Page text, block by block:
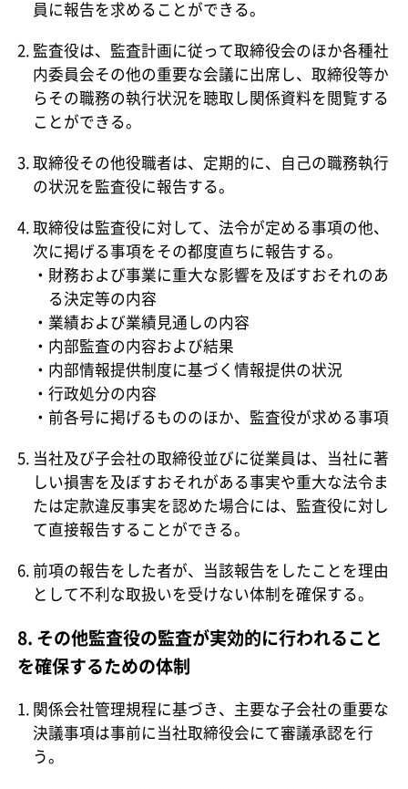
員に報告を求めることができる。
監査役は、監査計画に従って取締役会のほか各種社
内委員会その他の重要な会議に出席し、取締役等か
らその職務の執行状況を聴取し関係資料を閲覧する
ことができる。
取締役その他役職者は、定期的に、自己の職務執行
の状況を監査役に報告する。
取締役は監査役に対して、法令が定める事項の他、
次に掲げる事項をその都度直ちに報告する。
財務および事業に重大な影響を及ぼすおそれのあ
る決定等の内容
業績および業績見通しの内容
内部監査の内容および結果
内部情報提供制度に基づく情報提供の状況
行政処分の内容
前各号に掲げるもののほか、監査役が求める事項
当社及び子会社の取締役並びに従業員は、当社に著
しい損害を及ぼすおそれがある事実や重大な法令ま
たは定款違反事実を認めた場合には、監査役に対し
て直接報告することができる。
前項の報告をした者が、当該報告をしたことを理由
として不利な取扱いを受けない体制を確保する。
8. その他監査役の監査が実効的に行われること
を確保するための体制
関係会社管理規程に基づき、主要な子会社の重要な
決議事項は事前に当社取締役会にて審議承認を行
う。